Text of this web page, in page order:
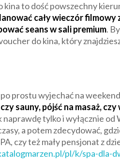
kina to dość powszechny
cały wieczór
seans w sali premium.
do kina, który
prostu wyjechać na
sauny, pójść na masaż,
naprawdę tylko i wyłącznie
a potem zdecydować,
czy też mały pensjonat z
pl/k/spa-dla-